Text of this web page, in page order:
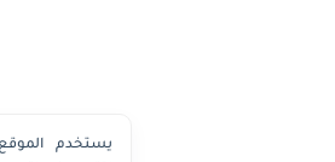
يستخدم